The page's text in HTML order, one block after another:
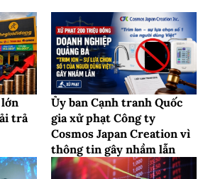
trả
Ủy ban Cạnh tranh Quốc
gia xử phạt Công ty
Cosmos Japan Creation vì
thông tin gây nhầm lẫn